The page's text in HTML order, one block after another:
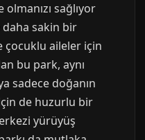
sağlıyor
daha sakin bir
çocuklu aileler için
bu park, aynı
sadece doğanın
de huzurlu bir
yürüyüş